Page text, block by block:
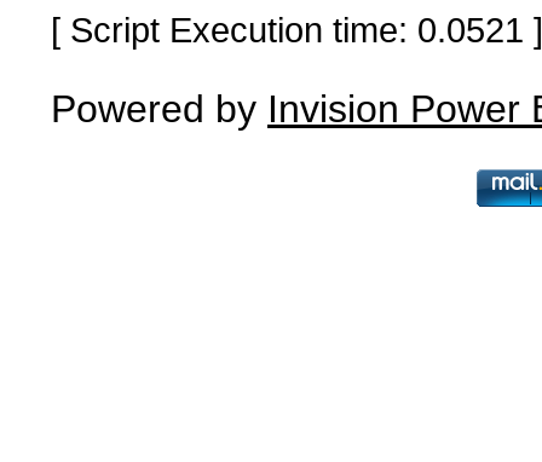
[ Script Execution time:
Powered by Invision Power